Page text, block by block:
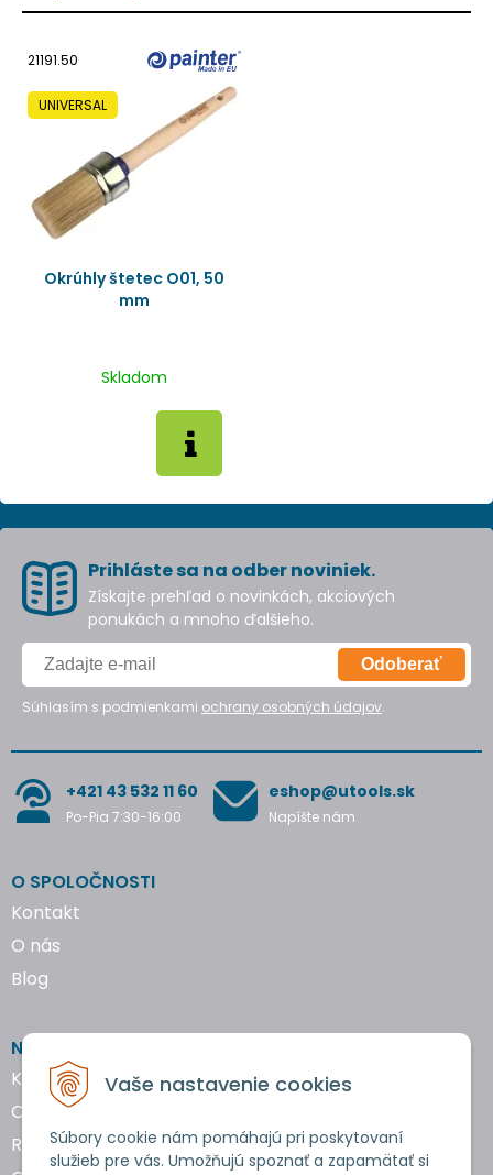
Vaše nastavenie cookies
Súbory cookie nám pomáhajú pri poskytovaní
služieb pre vás. Umožňujú spoznať a zapamätať si
21191.50
UNIVERSAL
Okrúhly štetec O01, 50
mm
Skladom
Prihláste sa na odber noviniek.
Získajte prehľad o novinkách, akciových
ponukách a mnoho ďalšieho.
Odoberať
Súhlasím s podmienkami ochrany osobných údajov.
+421 43 532 11 60
Po-Pia 7:30-16:00
eshop@utools.sk
Napíšte nám
O SPOLOČNOSTI
Kontakt
O nás
Blog
NAKUPOVANIE
Katalógy náradia
Obchodné podmienky
Reklamácie a vrátenie tovaru